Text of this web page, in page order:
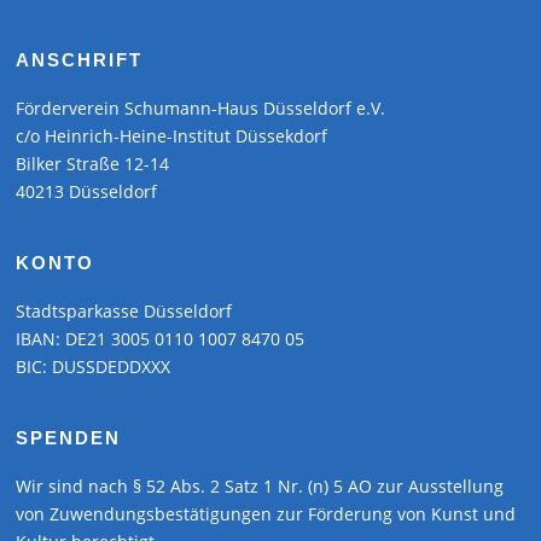
ANSCHRIFT
Förderverein Schumann-Haus Düsseldorf e.V.
c/o Heinrich-Heine-Institut Düssekdorf
Bilker Straße 12-14
40213 Düsseldorf
KONTO
Stadtsparkasse Düsseldorf
IBAN: DE21 3005 0110 1007 8470 05
BIC: DUSSDEDDXXX
SPENDEN
Wir sind nach § 52 Abs. 2 Satz 1 Nr. (n) 5 AO zur Ausstellung
von Zuwendungsbestätigungen zur Förderung von Kunst und